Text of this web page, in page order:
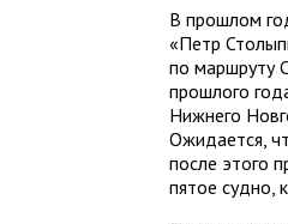
В прошлом
«Петр
по маршруту
прошлого
Нижнего
Ожидается,
после этого
пятое судно,